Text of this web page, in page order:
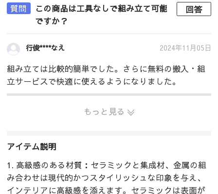
質問
この商品は工具なしで組み立て可能
ですか？
回答
行俊****なえ 2024年11月05日
組み立ては比較的簡単でした。さらに無料の搬入・組
立サービスで快適に使えるようになりました。
もっと見る
アイテム説明
1. 高級感のある材質：セラミックと集成材、金属の組
み合わせは現代的かつスタイリッシュな印象を与え、
インテリアに高級感を添えます。セラミックは表面が